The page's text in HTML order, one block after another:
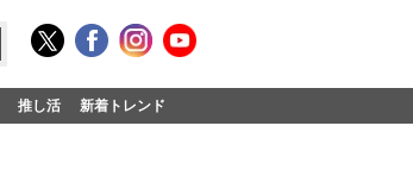
推し活 新着トレンド